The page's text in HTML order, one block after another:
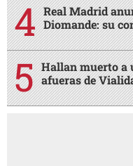
Real Madrid
Diomande: su
Hallan muerto a
afueras de